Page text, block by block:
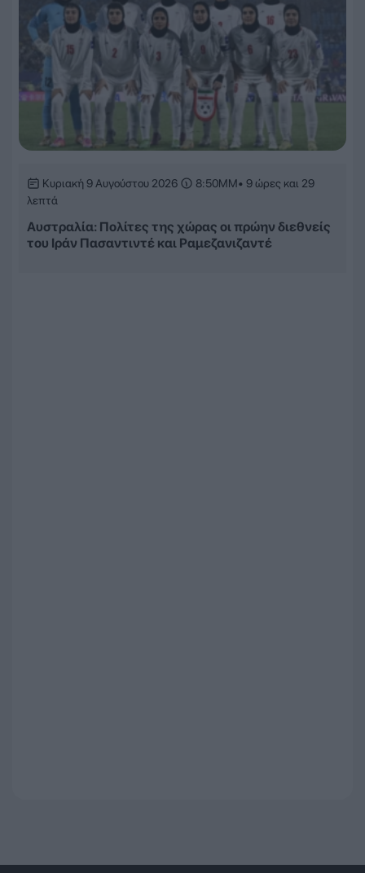
Κυριακή 9 Αυγούστου 2026 8:50ΜΜ• 9 ώρες και 29
λεπτά
Αυστραλία: Πολίτες της χώρας οι πρώην διεθνείς
του Ιράν Πασαντιντέ και Ραμεζανιζαντέ